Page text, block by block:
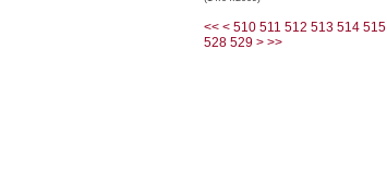
<< < 510 511 512 513 514 515
528 529 > >>